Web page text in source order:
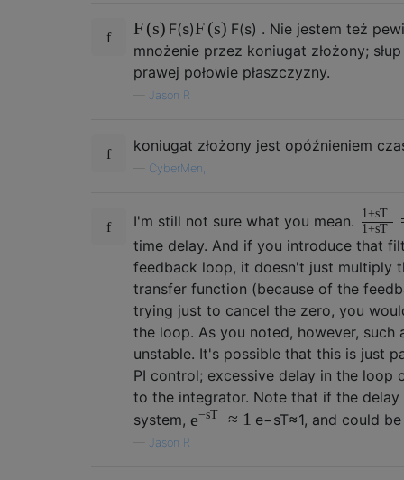
F(s) F(s)F(s) F(s) . Nie jestem też
mnożenie przez koniugat złożony;
prawej połowie płaszczyzny.
Jason R
koniugat złożony jest opóźnieniem
CyberMen,
I'm still not sure what you mean. 1+sT
1+sT
time delay. And if you introduce that
feedback loop, it doesn't just multiply
transfer function (because of the
trying just to cancel the zero, you
the loop. As you noted, however, such
unstable. It's possible that this is just
PI control; excessive delay in the loop
to the integrator. Note that if the delay
system, e−sT ≈ 1 e−sT≈1, and could
Jason R